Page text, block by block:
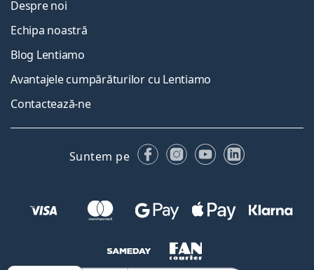
Despre noi
Echipa noastră
Blog Lentiamo
Avantajele cumpărăturilor cu Lentiamo
Contactează-ne
Suntem pe FacebookInstagram
YouTubeLinkedIn